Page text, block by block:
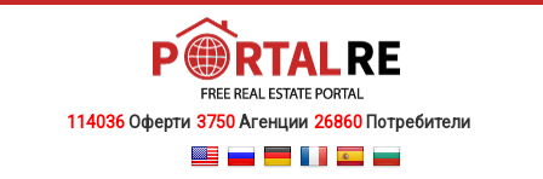
114036Оферти 3750Агенции 26860 Потребители